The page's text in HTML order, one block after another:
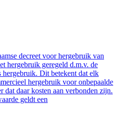
decreet voor hergebruik van
hergebruik geregeld d.m.v. de
Dit betekent dat elk
hergebruik voor onbepaalde
dat daar kosten aan verbonden zijn.
geldt een